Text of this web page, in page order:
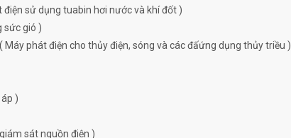
sử dụng tuabin hơi nước và khí đốt )
sức gió )
phát điện cho thủy điện, sóng và các đấứng dụng thủy triều )
)
sát nguồn điện )